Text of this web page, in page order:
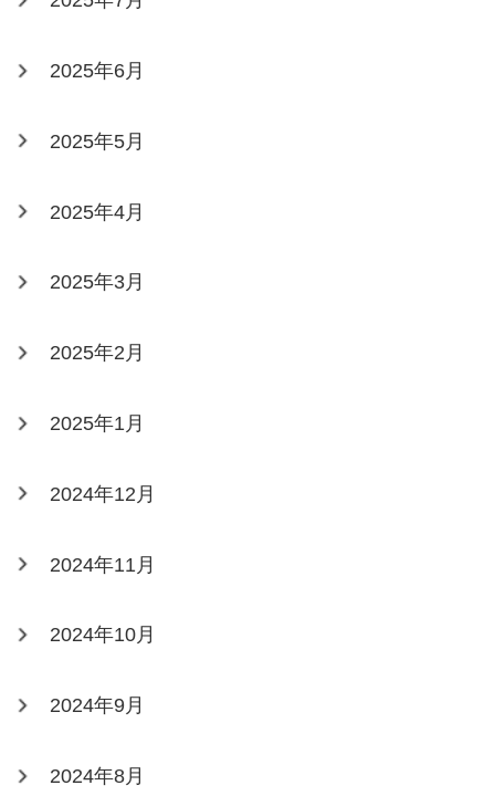
2025年6月
2025年5月
2025年4月
2025年3月
2025年2月
2025年1月
2024年12月
2024年11月
2024年10月
2024年9月
2024年8月